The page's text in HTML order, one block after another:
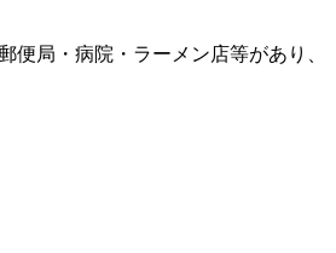
局・病院・ラーメン店等があり、